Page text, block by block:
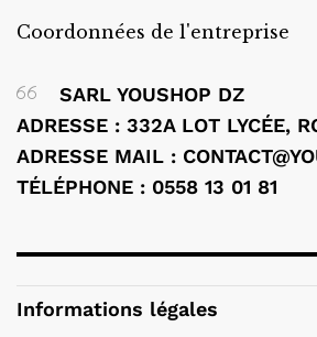
Coordonnées de l'entreprise
SARL YOUSHOP DZ
ADRESSE : 332A LOT LYCÉE,
ADRESSE MAIL :
TÉLÉPHONE : 0558 13 01 81
Informations légales